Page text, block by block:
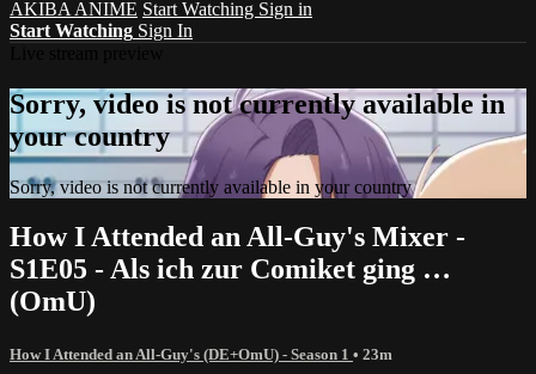
AKIBA ANIME Start Watching Sign in
Start Watching Sign In
Sorry, video is not currently available in
your country
Sorry, video is not currently available in your country
How I Attended an All-Guy's Mixer -
S1E05 - Als ich zur Comiket ging …
(OmU)
How I Attended an All-Guy's (DE+OmU) - Season 1 • 23m